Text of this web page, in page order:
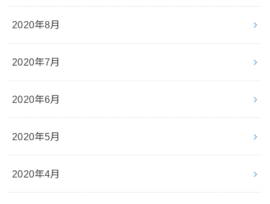
2020年8月
2020年7月
2020年6月
2020年5月
2020年4月